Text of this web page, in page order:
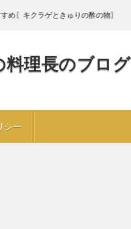
理長のブログ
シー
ラゲときゅりの酢の物〗